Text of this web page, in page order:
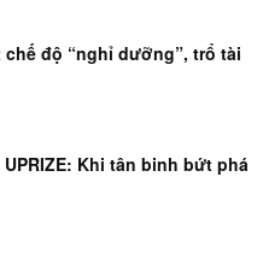
chế độ “nghỉ dưỡng”, trổ tài
Khi tân binh bứt phá